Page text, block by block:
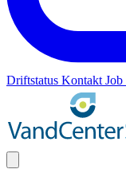
Driftstatus Kontakt Job